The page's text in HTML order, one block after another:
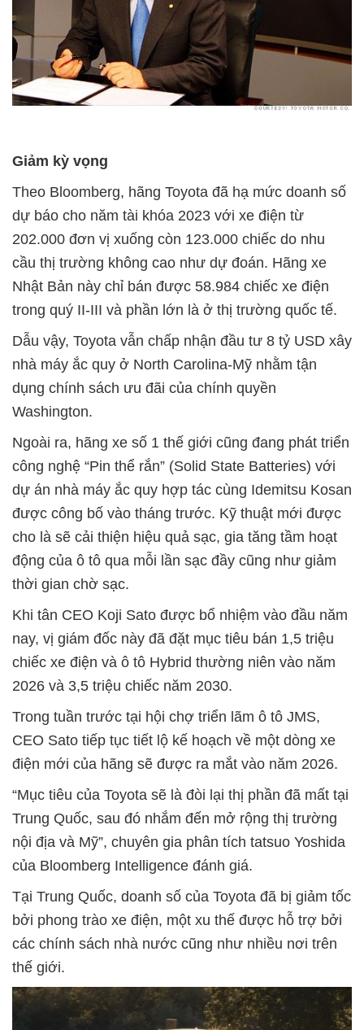
Giảm kỳ vọng
Theo Bloomberg, hãng Toyota đã hạ mức doanh số
dự báo cho năm tài khóa 2023 với xe điện từ
202.000 đơn vị xuống còn 123.000 chiếc do nhu
cầu thị trường không cao như dự đoán. Hãng xe
Nhật Bản này chỉ bán được 58.984 chiếc xe điện
trong quý II-III và phần lớn là ở thị trường quốc tế.
Dẫu vậy, Toyota vẫn chấp nhận đầu tư 8 tỷ USD xây
nhà máy ắc quy ở North Carolina-Mỹ nhằm tận
dụng chính sách ưu đãi của chính quyền
Washington.
Ngoài ra, hãng xe số 1 thế giới cũng đang phát triển
công nghệ “Pin thể rắn” (Solid State Batteries) với
dự án nhà máy ắc quy hợp tác cùng Idemitsu Kosan
được công bố vào tháng trước. Kỹ thuật mới được
cho là sẽ cải thiện hiệu quả sạc, gia tăng tầm hoạt
động của ô tô qua mỗi lần sạc đầy cũng như giảm
thời gian chờ sạc.
Khi tân CEO Koji Sato được bổ nhiệm vào đầu năm
nay, vị giám đốc này đã đặt mục tiêu bán 1,5 triệu
chiếc xe điện và ô tô Hybrid thường niên vào năm
2026 và 3,5 triệu chiếc năm 2030.
Trong tuần trước tại hội chợ triển lãm ô tô JMS,
CEO Sato tiếp tục tiết lộ kế hoạch về một dòng xe
điện mới của hãng sẽ được ra mắt vào năm 2026.
“Mục tiêu của Toyota sẽ là đòi lại thị phần đã mất tại
Trung Quốc, sau đó nhắm đến mở rộng thị trường
nội địa và Mỹ”, chuyên gia phân tích tatsuo Yoshida
của Bloomberg Intelligence đánh giá.
Tại Trung Quốc, doanh số của Toyota đã bị giảm tốc
bởi phong trào xe điện, một xu thế được hỗ trợ bởi
các chính sách nhà nước cũng như nhiều nơi trên
thế giới.